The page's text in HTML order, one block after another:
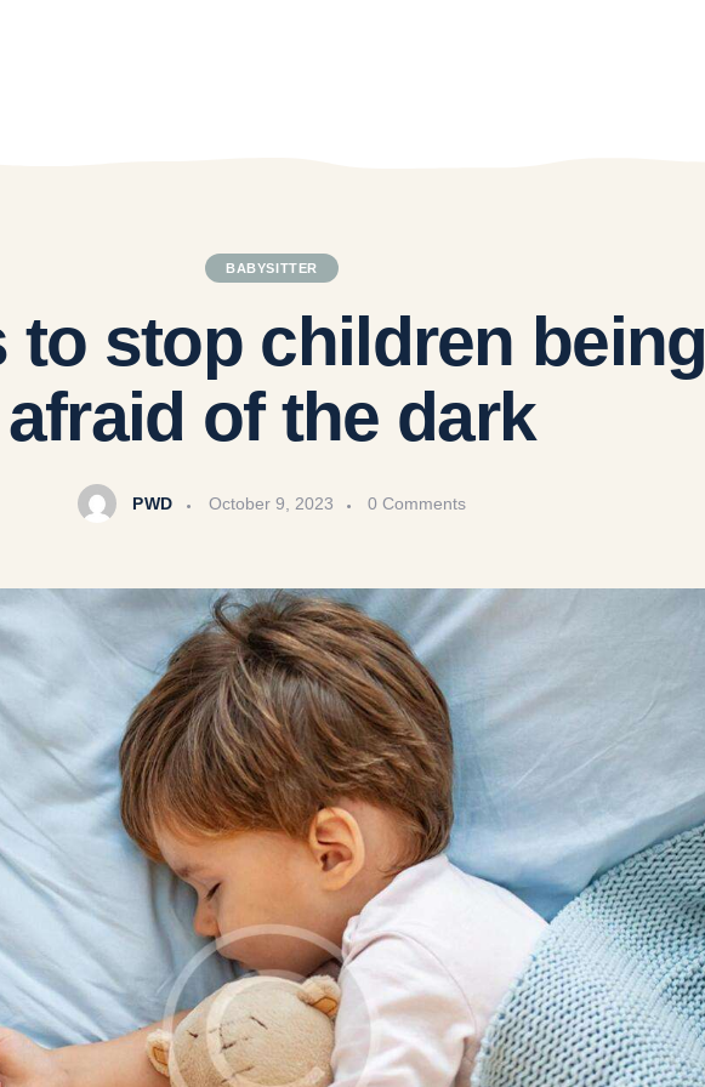
BABYSITTER
to stop children being
afraid of the dark
PWD October 9, 2023 0 Comments